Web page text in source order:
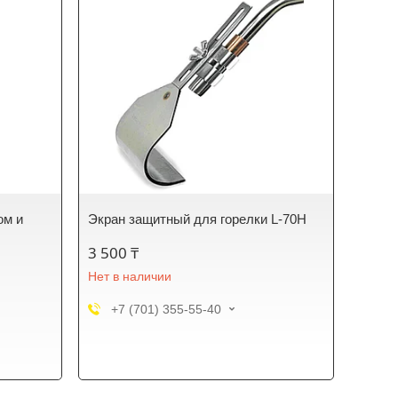
и Экран защитный для горелки L-70H
3 500 ₸
Нет в наличии
+7 (701) 355-55-40